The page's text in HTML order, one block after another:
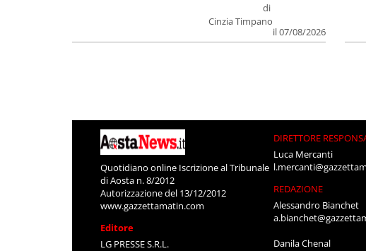
di
Cinzia Timpano
il 07/08/2026
Quotidiano online Iscrizione al Tribunale
di Aosta n. 8/2012
Autorizzazione del 13/12/2012
www.gazzettamatin.com
Editore
LG PRESSE S.R.L.
DIRETTORE
Luca Mercanti
REDAZIONE
Alessandro Bianchet
Danila Chenal